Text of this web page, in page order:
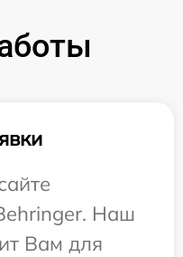
Наш
Вам для